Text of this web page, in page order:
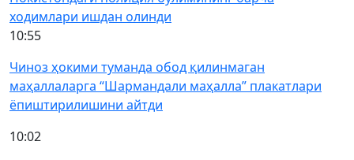
ходимлари ишдан олинди
10:55
Чиноз ҳокими туманда обод қилинмаган
маҳаллаларга “Шармандали маҳалла” плакатлари
ёпиштирилишини айтди
10:02